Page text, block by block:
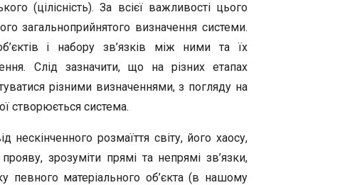
(цілісність). За всієї важливості цього
загальноприйнятого визначення системи.
і набору зв’язків між ними та їх
Слід зазначити, що на різних етапах
різними визначеннями, з погляду на
створюється система.
нескінченного розмаїття світу, його хаосу,
зрозуміти прямі та непрямі зв’язки,
певного матеріального об’єкта (в нашому